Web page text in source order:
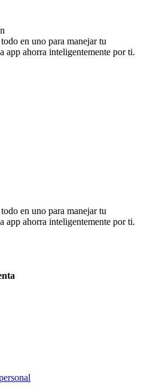
en uno para manejar tu
app ahorra inteligentemente por ti.
en uno para manejar tu
app ahorra inteligentemente por ti.